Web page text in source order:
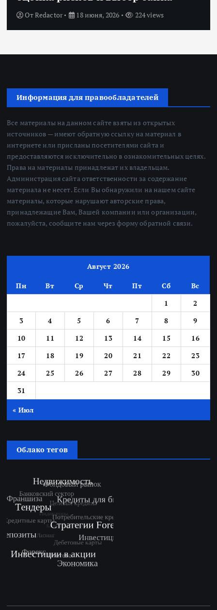
ОтRedactor 18 июня, 2026 224 views
Информация для правообладателей
Все материалы на данном сайте взяты из открытых
источников — имеют обратную ссылку на материал в
интернете или присланы посетителями сайта и
предоставляются исключительно в ознакомительных целях.
Права на материалы принадлежат их владельцам.
Администрация сайта ответственности за содержание
материала не несет. Если Вы обнаружили на нашем сайте
материалы, которые нарушают авторские права,
принадлежащие Вам, Вашей компании или организации,
пожалуйста, сообщите нам через форму обратной связи.
Август 2026
Пн Вт Ср Чт Пт Сб
Вс
1
2
3
4 5 6 7 8
9
10
11 12 13 14 15
16
17
18 19 20 21 22
23
24
25 26 27 28 29
30
31
« Июл
Облако тегов